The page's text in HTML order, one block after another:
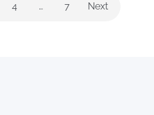
4 … 7 Next